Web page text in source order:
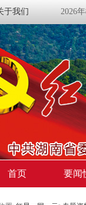
于我们 2026
首页 要闻